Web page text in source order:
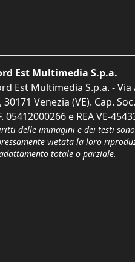
Est Multimedia S.p.a.
Est Multimedia S.p.a. -
30171 Venezia (VE). Cap.
05412000266 e REA VE-
delle immagini e dei testi
vietata la loro
totale o parziale.